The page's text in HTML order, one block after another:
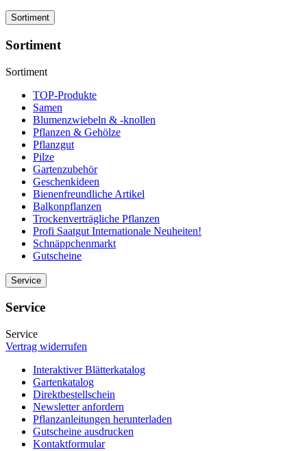
Sortiment
Sortiment
Sortiment
TOP-Produkte
Samen
Blumenzwiebeln & -knollen
Pflanzen & Gehölze
Pflanzgut
Pilze
Gartenzubehör
Geschenkideen
Bienenfreundliche Artikel
Balkonpflanzen
Trockenverträgliche Pflanzen
Profi Saatgut Internationale Neuheiten!
Schnäppchenmarkt
Gutscheine
Service
Service
Service
Vertrag widerrufen
Interaktiver Blätterkatalog
Gartenkatalog
Direktbestellschein
Newsletter anfordern
Pflanzanleitungen herunterladen
Gutscheine ausdrucken
Kontaktformular